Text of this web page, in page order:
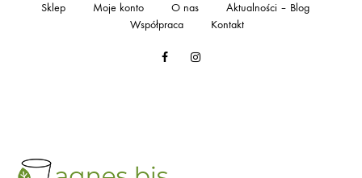
FacebookInstagram
Sklep Moje konto O nas
Aktualności – Blog
Współpraca
Kontakt